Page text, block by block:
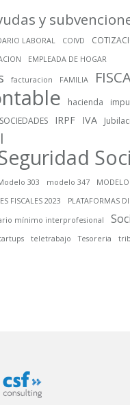
y
LABORAL COIVD
EMPLEADA DE HOGAR
facturacion FAMILIA
hacienda
IRPF IVA
303 modelo 347
FISCALES 2023
PLATAFORMAS
mínimo interprofesional
teletrabajo Tesoreria